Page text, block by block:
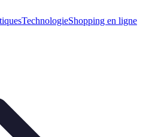
TechnologieShopping en ligne